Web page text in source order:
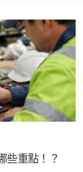
些重點！？